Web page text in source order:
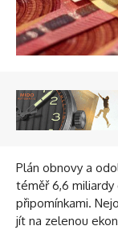
Plán obnovy a
téměř 6,6 miliardy
připomínkami.
jít na zelenou